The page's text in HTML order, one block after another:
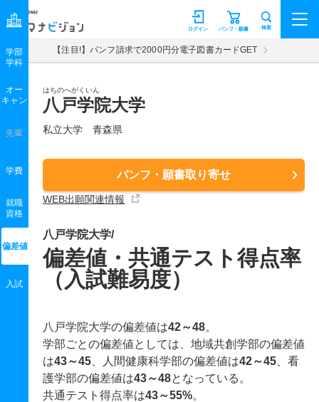
マナビジョン パンフ・願書
ログイン 検索
【注目!】パンフ請求で2000円分電子図書カードGET
はちのへがくいん
八戸学院大学
私立大学 青森県
パンフ・願書取り寄せ
WEB出願関連情報
学部
学科
オー
キャン
先輩
学費
就職
資格
偏差値
入試
八戸学院大学/
偏差値・共通テスト得点率
（入試難易度）
八戸学院大学の偏差値は42～48。
学部ごとの偏差値としては、地域共創学部の偏差値
は43～45 、人間健康科学部の偏差値は42～45 、看
護学部の偏差値は43～48となっている。
共通テスト得点率は43～55%。